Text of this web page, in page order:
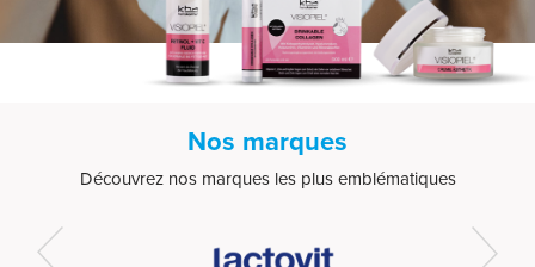
Nos marques
Découvrez nos marques les plus emblématiques